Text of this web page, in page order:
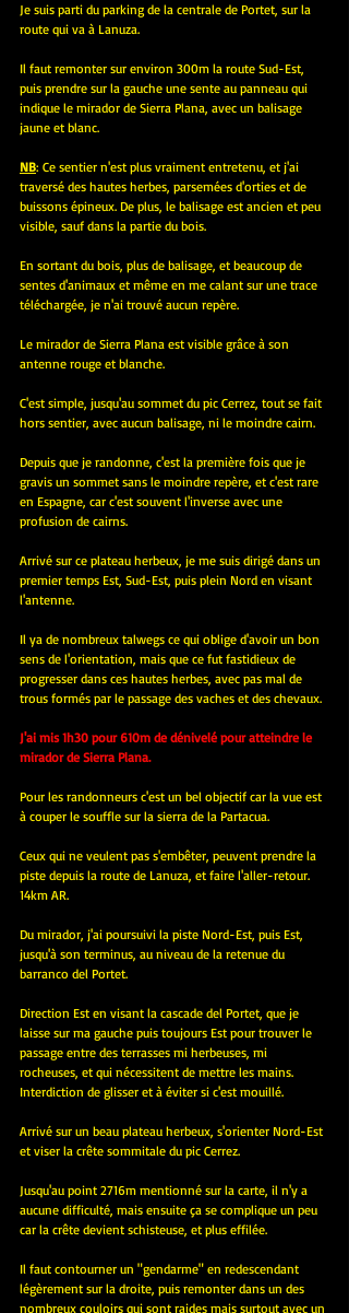
Je suis parti du parking de la centrale de Portet, sur la
route qui va à Lanuza.
Il faut remonter sur environ 300m la route Sud-Est,
puis prendre sur la gauche une sente au panneau qui
indique le mirador de Sierra Plana, avec un balisage
jaune et blanc.
NB: Ce sentier n'est plus vraiment entretenu, et j'ai
traversé des hautes herbes, parsemées d'orties et de
buissons épineux. De plus, le balisage est ancien et peu
visible, sauf dans la partie du bois.
En sortant du bois, plus de balisage, et beaucoup de
sentes d'animaux et même en me calant sur une trace
téléchargée, je n'ai trouvé aucun repère.
Le mirador de Sierra Plana est visible grâce à son
antenne rouge et blanche.
C'est simple, jusqu'au sommet du pic Cerrez, tout se fait
hors sentier, avec aucun balisage, ni le moindre cairn.
Depuis que je randonne, c'est la première fois que je
gravis un sommet sans le moindre repère, et c'est rare
en Espagne, car c'est souvent l'inverse avec une
profusion de cairns.
Arrivé sur ce plateau herbeux, je me suis dirigé dans un
premier temps Est, Sud-Est, puis plein Nord en visant
l'antenne.
Il ya de nombreux talwegs ce qui oblige d'avoir un bon
sens de l'orientation, mais que ce fut fastidieux de
progresser dans ces hautes herbes, avec pas mal de
trous formés par le passage des vaches et des chevaux.
J'ai mis 1h30 pour 610m de dénivelé pour atteindre le
mirador de Sierra Plana.
Pour les randonneurs c'est un bel objectif car la vue est
à couper le souffle sur la sierra de la Partacua.
Ceux qui ne veulent pas s'embêter, peuvent prendre la
piste depuis la route de Lanuza, et faire l'aller-retour.
14km AR.
Du mirador, j'ai poursuivi la piste Nord-Est, puis Est,
jusqu'à son terminus, au niveau de la retenue du
barranco del Portet.
Direction Est en visant la cascade del Portet, que je
laisse sur ma gauche puis toujours Est pour trouver le
passage entre des terrasses mi herbeuses, mi
rocheuses, et qui nécessitent de mettre les mains.
Interdiction de glisser et à éviter si c'est mouillé.
Arrivé sur un beau plateau herbeux, s'orienter Nord-Est
et viser la crête sommitale du pic Cerrez.
Jusqu'au point 2716m mentionné sur la carte, il n'y a
aucune difficulté, mais ensuite ça se complique un peu
car la crête devient schisteuse, et plus effilée.
Il faut contourner un "gendarme" en redescendant
légèrement sur la droite, puis remonter dans un des
nombreux couloirs qui sont raides mais surtout avec un